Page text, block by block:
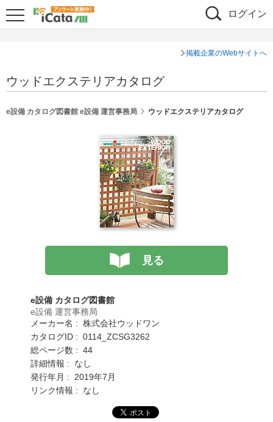
ログイン
掲載企業のWebサイトへ
ウッドエクステリアカタログ
e設備 カタログ図書館 e設備 運営事務局 ウッドエクステリアカタログ
見る
e設備 カタログ図書館
e設備 運営事務局
メーカー名 : 株式会社ウッドワン
カタログID : 0114_ZCSG3262
総ページ数 : 44
詳細情報 : なし
発行年月 : 2019年7月
リンク情報 : なし